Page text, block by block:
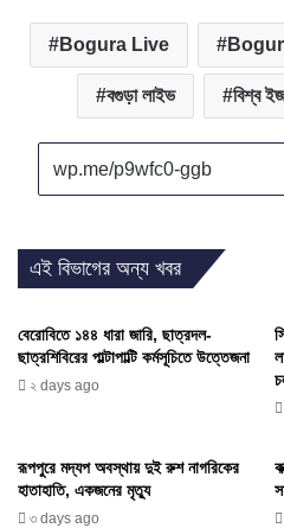
Bogura Live
বগুড়া লাইভ বিশ্ব
এই বিভাগের অন্য খবর
বেরোবিতে ১৪৪ ধারা জারি, ছাত্রদল-
ছাত্রশিবিরের পাল্টাপাল্টি কর্মসূচিতে উত্তেজনা
২ days ago
রূপপুরে মদ্যপ অবস্থায় দুই রুশ নাগরিকের
হাতাহাতি, একজনের মৃত্যু
৩ days ago